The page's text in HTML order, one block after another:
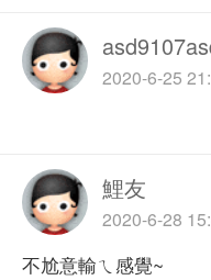
2020-6-25
鯉友
2020-6-28
不尬意輸ㄟ感覺~